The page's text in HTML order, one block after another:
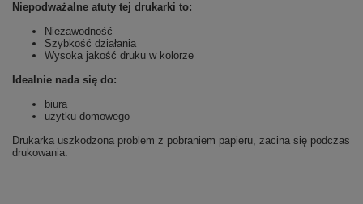
Niepodważalne atuty tej drukarki to:
Niezawodność
Szybkość działania
Wysoka jakość druku w kolorze
Idealnie nada się do:
biura
użytku domowego
Drukarka uszkodzona problem z pobraniem papieru, zacina się podczas
drukowania.